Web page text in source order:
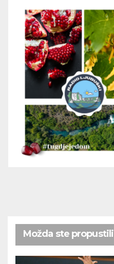
Možda ste propustili